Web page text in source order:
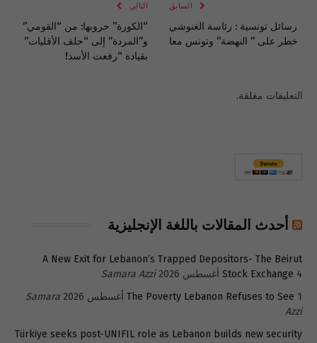
السابق
رسائل تونسية : رئاسة الغنوشي
خطر على ” النهضة” وتونس معا
التالي
“الكورة” حروبها: من “القومي”
و”المردة” إلى “حلف الأقليات”
بقيادة “رفعت الأسد!
التعليقات مغلقة.
أحدث المقالات باللغة الإنجليزية
A New Exit for Lebanon’s Trapped Depositors- The Beirut
Stock Exchange 4 أغسطس 2026
Samara Azzi
The Poverty Lebanon Refuses to See 1 أغسطس 2026
Samara
Azzi
Türkiye seeks post-UNIFIL role as Lebanon builds new security